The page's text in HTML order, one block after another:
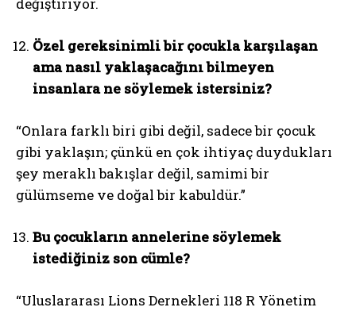
değiştiriyor.
Özel gereksinimli bir çocukla karşılaşan
ama nasıl yaklaşacağını bilmeyen
insanlara ne söylemek istersiniz?
“Onlara farklı biri gibi değil, sadece bir çocuk
gibi yaklaşın; çünkü en çok ihtiyaç duydukları
şey meraklı bakışlar değil, samimi bir
gülümseme ve doğal bir kabuldür.”
Bu çocukların annelerine söylemek
istediğiniz son cümle?
“Uluslararası Lions Dernekleri 118 R Yönetim